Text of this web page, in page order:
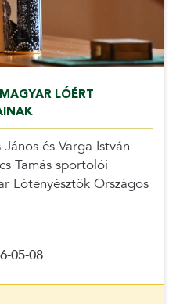
LÓÉRT
és Varga István
Tamás sportolói
Lótenyésztők Országos
05-08